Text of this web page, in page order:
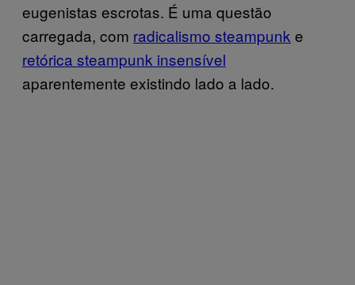
eugenistas escrotas. É uma questão
carregada, com radicalismo steampunk e
retórica steampunk insensível
aparentemente existindo lado a lado.